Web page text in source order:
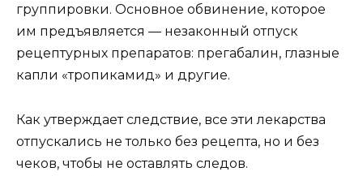
группировки. Основное обвинение, которое
им предъявляется — незаконный отпуск
рецептурных препаратов: прегабалин, глазные
капли «тропикамид» и другие.
Как утверждает следствие, все эти лекарства
отпускались не только без рецепта, но и без
чеков, чтобы не оставлять следов.